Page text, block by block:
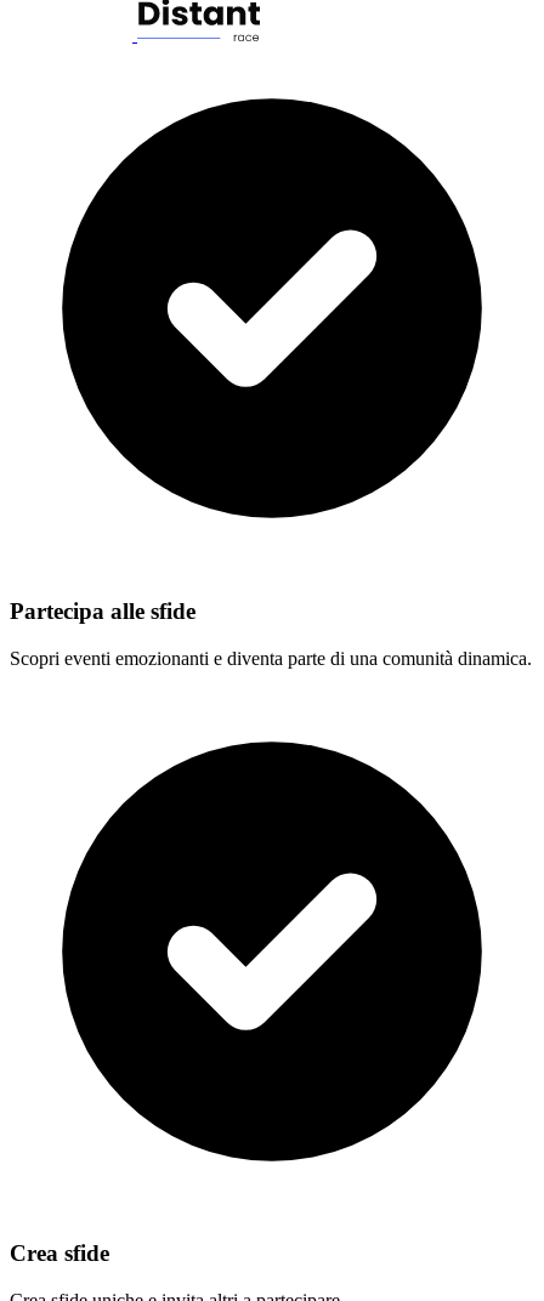
Partecipa alle sfide
Scopri eventi emozionanti e diventa parte di una comunità dinamica.
Crea sfide